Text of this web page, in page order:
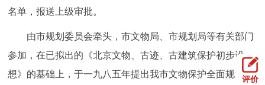
名单，报送上级审批。
由市规划委员会牵头，市文物局、市规划局等有关部门
参加，在已拟出的《北京文物、古迹、古建筑保护初步设
想》的基础上，于一九八五年提出我市文物保护全面规划。
评价